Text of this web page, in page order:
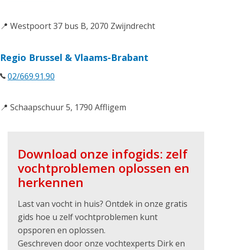
📍 Westpoort 37 bus B, 2070 Zwijndrecht
Regio Brussel & Vlaams-Brabant
02/669.91.90
📍 Schaapschuur 5, 1790 Affligem
Download onze infogids: zelf
vochtproblemen oplossen en
herkennen
Last van vocht in huis? Ontdek in onze gratis
gids hoe u zelf vochtproblemen kunt
opsporen en oplossen.
Geschreven door onze vochtexperts Dirk en